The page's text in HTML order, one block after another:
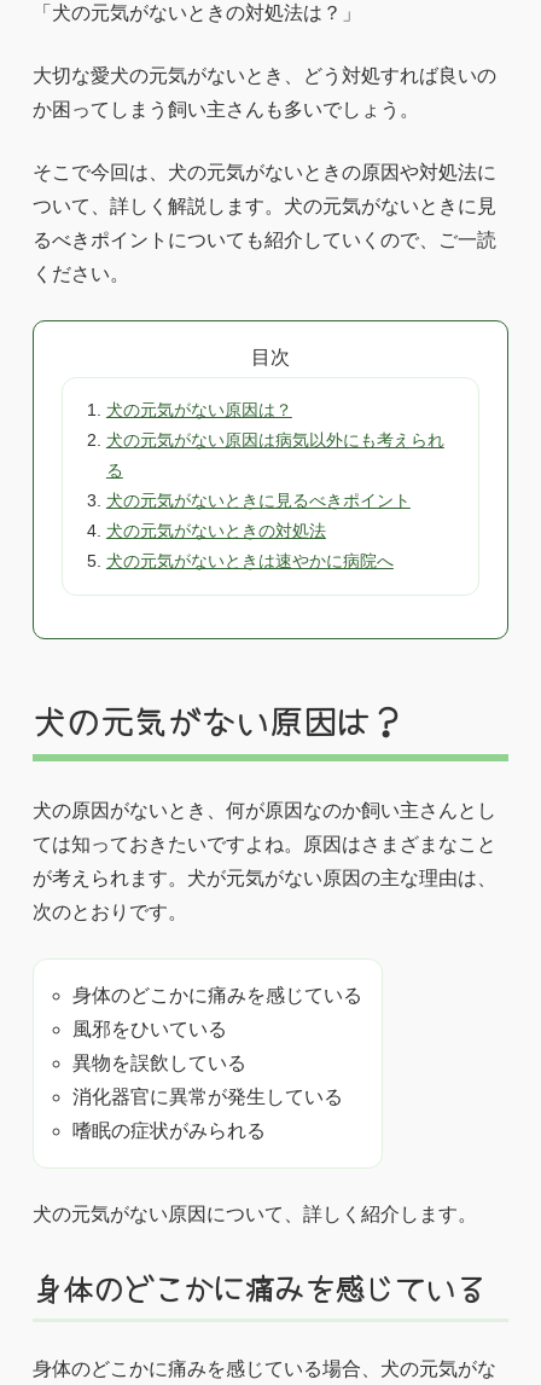
「犬の元気がないときの対処法は？」
大切な愛犬の元気がないとき、どう対処すれば良いの
か困ってしまう飼い主さんも多いでしょう。
そこで今回は、犬の元気がないときの原因や対処法に
ついて、詳しく解説します。犬の元気がないときに見
るべきポイントについても紹介していくので、ご一読
ください。
目次
犬の元気がない原因は？
犬の元気がない原因は病気以外にも考えられ
る
犬の元気がないときに見るべきポイント
犬の元気がないときの対処法
犬の元気がないときは速やかに病院へ
犬の元気がない原因は？
犬の原因がないとき、何が原因なのか飼い主さんとし
ては知っておきたいですよね。原因はさまざまなこと
が考えられます。犬が元気がない原因の主な理由は、
次のとおりです。
身体のどこかに痛みを感じている
風邪をひいている
異物を誤飲している
消化器官に異常が発生している
嗜眠の症状がみられる
犬の元気がない原因について、詳しく紹介します。
身体のどこかに痛みを感じている
身体のどこかに痛みを感じている場合、犬の元気がな